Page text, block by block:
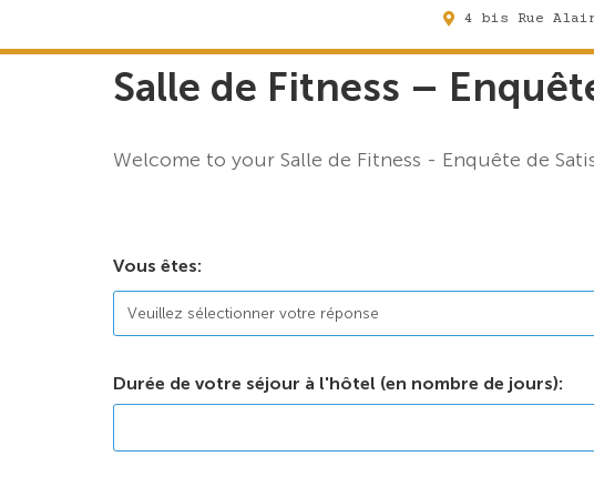
4 bis Rue
Salle de Fitness –
Welcome to your Salle de Fitness - Enquête de
Vous êtes:
Durée de votre séjour à l'hôtel (en nombre de jours):